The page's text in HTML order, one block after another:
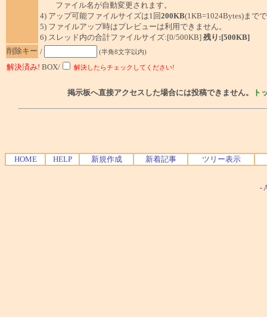
ファイル名が自動変更されます。
4) アップ可能ファイルサイズは1回200KB(1KB=1024Bytes)まで
5) ファイルアップ時はプレビューは利用できません。
6) スレッド内の合計ファイルサイズ:[0/500KB] 残り:[500KB]
削除キー / (半角8文字以内)
解決済み! BOX/ 解決したらチェックしてください!
掲示板へ直接アクセスした場合には投稿できません。 ト
HOME HELP 新規作成 新着記事 ツリー表示
-